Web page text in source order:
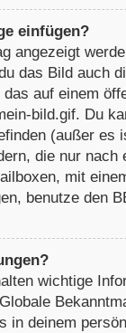
einfügen?
angezeigt
das Bild auch
auf einem
bild.gif. Du
(außer es
die nur nach
mit
benutze den
wichtige
in deinem